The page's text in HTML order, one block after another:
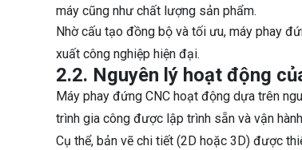
máy cũng như chất lượng sản phẩm.
Nhờ cấu tạo đồng bộ và tối ưu, máy phay
xuất công nghiệp hiện đại.
2.2. Nguyên lý hoạt động
Máy phay đứng CNC hoạt động dựa trên
trình gia công được lập trình sẵn và vận
Cụ thể, bản vẽ chi tiết (2D hoặc 3D) được